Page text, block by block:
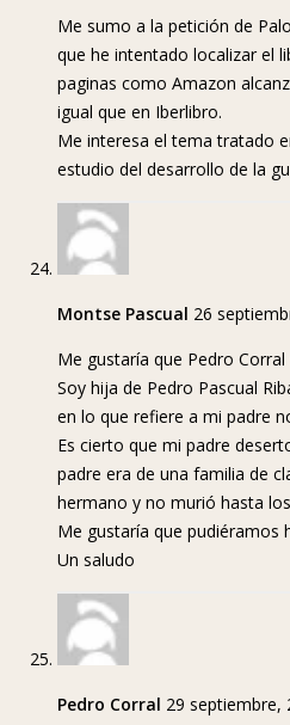
Me sumo a la petición de
que he intentado localizar el
paginas como Amazon
igual que en Iberlibro.
Me interesa el tema tratado
estudio del desarrollo de la
Montse Pascual 26
Me gustaría que Pedro
Soy hija de Pedro Pascual
en lo que refiere a mi padre
Es cierto que mi padre
padre era de una familia de
hermano y no murió hasta
Me gustaría que pudiéramos
Un saludo
Pedro Corral 29 septiembre,